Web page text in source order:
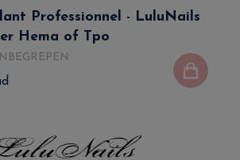
Professionnel - LuluNails
Hema of Tpo